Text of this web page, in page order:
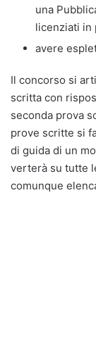
una
licenziati in
avere
Il concorso si
scritta con
seconda prova
prove scritte si
di guida di un
verterà su tutte
comunque